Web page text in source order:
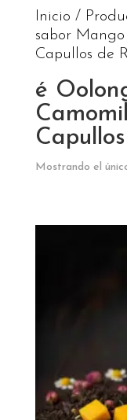
Inicio /
sabor
Capullos de
é
Mostrando el